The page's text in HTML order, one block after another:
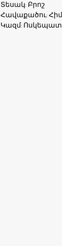
Տեսակ: Բրոշ
Հավաքածու:
Կազմ: Ոսկեպատ